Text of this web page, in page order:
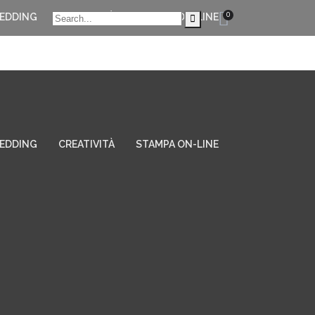
0
CREATIVITÀ STAMPA ON-LINE
CREATIVITÀ STAMPA ON-LINE